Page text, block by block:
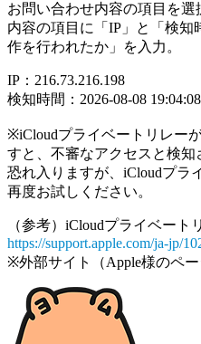
お問い合わせ内容の項目を
内容の項目に「IP」と「検
作を行われたか」を入力。
IP：216.73.216.198
検知時間：2026-08-08 19:04:08
※iCloudプライベートリレー
すと、不審なアクセスと検知
恐れ入りますが、iCloudプラ
再度お試しください。
（参考）iCloudプライベート
https://support.apple.com/ja-jp/
※外部サイト（Apple様のペ